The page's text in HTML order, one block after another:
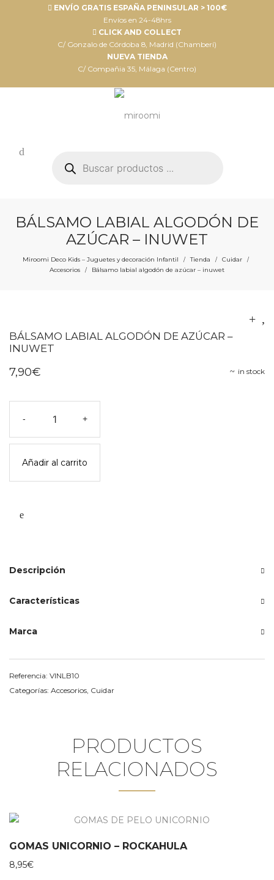
ENVÍO GRATIS ESPAÑA PENINSULAR > 100€
Envíos en 24-48hrs
CLICK AND COLLECT
C/ Gonzalo de Córdoba 8, Madrid (Chamberí)
NUEVA TIENDA
C/ Compañia 35, Málaga (Centro)
productos
BÁLSAMO LABIAL ALGODÓN DE
AZÚCAR – INUWET
Miroomi Deco Kids – Juguetes y decoración Infantil / Tienda / Cuidar /
Accesorios / Bálsamo labial algodón de azúcar – inuwet
BÁLSAMO LABIAL ALGODÓN DE AZÚCAR –
INUWET
in stock
7,90€
-
labial
algodón
azúcar
-
+
Añadir al carrito
Descripción
Características
Marca
Referencia: VINLB10
Categorías: Accesorios Cuidar
PRODUCTOS
RELACIONADOS
GOMAS UNICORNIO – ROCKAHULA
8,95€